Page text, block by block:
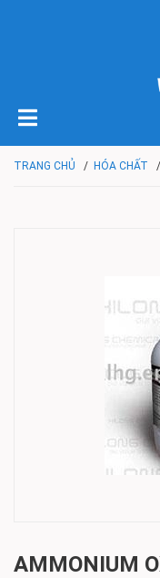
TRANG CHỦ / HÓA CHẤT /
AMMONIUM